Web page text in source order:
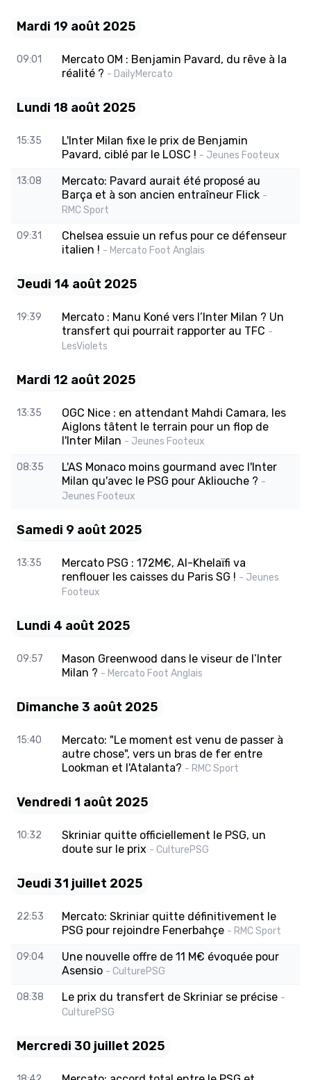
Mardi 19 août 2025
09:01
Mercato OM : Benjamin Pavard, du rêve à la
réalité ? - DailyMercato
Lundi 18 août 2025
15:35
L'Inter Milan fixe le prix de Benjamin
Pavard, ciblé par le LOSC ! - Jeunes Footeux
13:08
Mercato: Pavard aurait été proposé au
Barça et à son ancien entraîneur Flick -
RMC Sport
09:31
Chelsea essuie un refus pour ce défenseur
italien ! - Mercato Foot Anglais
Jeudi 14 août 2025
19:39
Mercato : Manu Koné vers l’Inter Milan ? Un
transfert qui pourrait rapporter au TFC -
LesViolets
Mardi 12 août 2025
13:35
OGC Nice : en attendant Mahdi Camara, les
Aiglons tâtent le terrain pour un flop de
l'Inter Milan - Jeunes Footeux
08:35
L'AS Monaco moins gourmand avec l'Inter
Milan qu'avec le PSG pour Akliouche ? -
Jeunes Footeux
Samedi 9 août 2025
13:35
Mercato PSG : 172M€, Al-Khelaïfi va
renflouer les caisses du Paris SG ! - Jeunes
Footeux
Lundi 4 août 2025
09:57
Mason Greenwood dans le viseur de l’Inter
Milan ? - Mercato Foot Anglais
Dimanche 3 août 2025
15:40
Mercato: "Le moment est venu de passer à
autre chose", vers un bras de fer entre
Lookman et l'Atalanta? - RMC Sport
Vendredi 1 août 2025
10:32
Skriniar quitte officiellement le PSG, un
doute sur le prix - CulturePSG
Jeudi 31 juillet 2025
22:53
Mercato: Skriniar quitte définitivement le
PSG pour rejoindre Fenerbahçe - RMC Sport
09:04
Une nouvelle offre de 11 M€ évoquée pour
Asensio - CulturePSG
08:38 Le prix du transfert de Skriniar se précise -
CulturePSG
Mercredi 30 juillet 2025